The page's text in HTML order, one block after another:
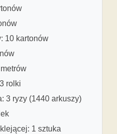
10 kartonów
rolki
3 ryzy (1440 arkuszy)
1 sztuka